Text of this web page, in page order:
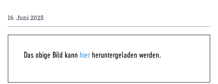
16. Juni 2025
Das obige Bild kann hier heruntergeladen werden.